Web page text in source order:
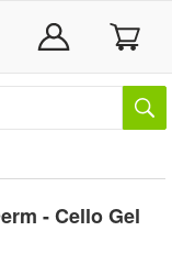
- Cello Gel